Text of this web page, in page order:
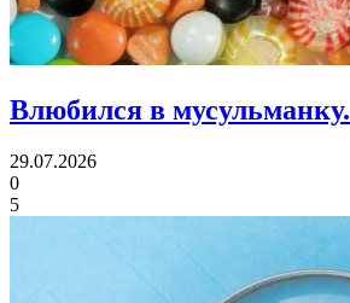
Влюбился в мусульманку.
29.07.2026
0
5